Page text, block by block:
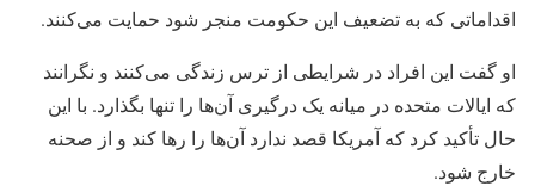
اقداماتی که به تضعیف این حکومت منجر شود حمایت می‌کنند.
او گفت این افراد در شرایطی از ترس زندگی می‌کنند و نگرانند
که ایالات متحده در میانه یک درگیری آن‌ها را تنها بگذارد. با این
حال تأکید کرد که آمریکا قصد ندارد آن‌ها را رها کند و از صحنه
خارج شود.